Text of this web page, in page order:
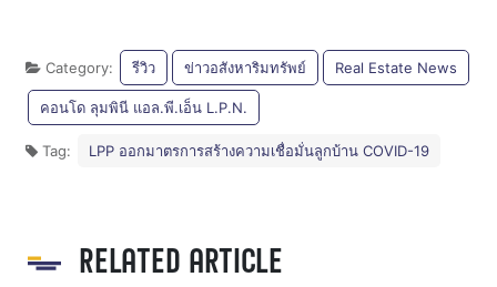
Category: รีวิว ข่าวอสังหาริมทรัพย์ Real Estate News
คอนโด ลุมพินี แอล.พี.เอ็น L.P.N.
Tag: LPP ออกมาตรการสร้างความเชื่อมั่นลูกบ้าน COVID-19
RELATED ARTICLE